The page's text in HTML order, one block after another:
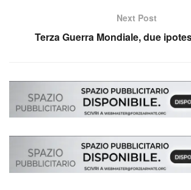
Next Post
Terza Guerra Mondiale, due